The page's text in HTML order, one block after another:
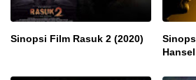
Sinopsi Film Rasuk 2 (2020)